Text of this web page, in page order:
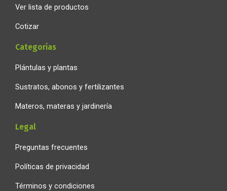
Ver lista de productos
Cotizar
Categorías
Plántulas y plantas
Sustratos, abonos y fertilizantes
Materos, materas y jardinería
Legal
Preguntas frecuentes
Políticas de privacidad
Términos y condiciones